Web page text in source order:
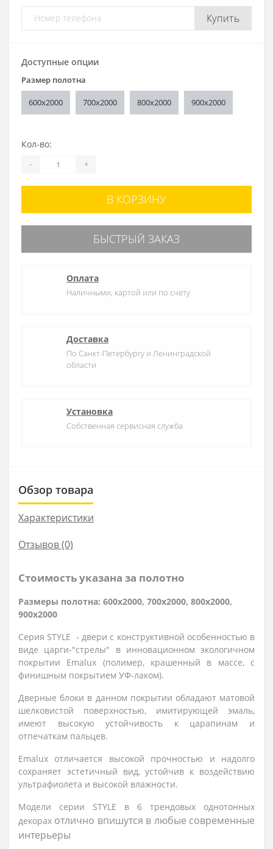
Купить
Доступные опции
Размер полотна
600x2000 700x2000 800x2000 900x2000
Кол-во:
- +
В КОРЗИНУ
БЫСТРЫЙ ЗАКАЗ
Оплата
Наличными, картой или по счету
Доставка
По Санкт-Петербургу и Ленинградской
области
Установка
Собственная сервисная служба
Обзор товара
Характеристики
Отзывов (0)
Стоимость указана за полотно
Размеры полотна: 600x2000, 700x2000, 800x2000,
900x2000
Серия STYLE - двери с конструктивной особенностью в
виде царги-"стрелы" в инновационном экологичном
покрытии Emalux (полимер, крашенный в массе, с
финишным покрытием УФ-лаком).
Дверные блоки в данном покрытии обладают матовой
шелковистой поверхностью, имитирующей эмаль,
имеют высокую устойчивость к царапинам и
отпечаткам пальцев.
Emalux отличается высокой прочностью и надолго
сохраняет эстетичный вид, устойчив к воздействию
ультрафиолета и высокой влажности.
Модели серии STYLE в 6 трендовых однотонных
декорах отлично впишутся в любые современные
интерьеры